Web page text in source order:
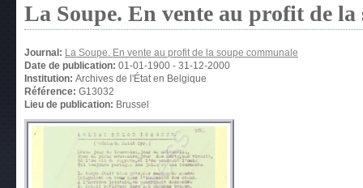
La Soupe. En vente au profit de la
Journal: La Soupe. En vente au profit de la soupe communale
Date de publication: 01-01-1900 - 31-12-2000
Institution: Archives de l'État en Belgique
Référence: G13032
Lieu de publication: Brussel